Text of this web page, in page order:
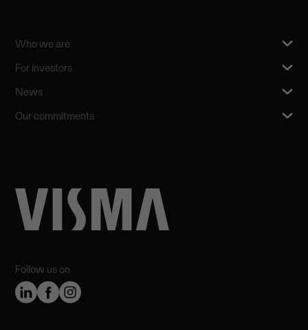
Follow us on
Who we are
For investors
News
Our commitments